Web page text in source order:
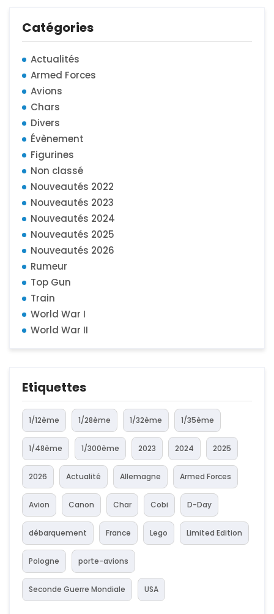
Catégories
Actualités
Armed Forces
Avions
Chars
Divers
Évènement
Figurines
Non classé
Nouveautés 2022
Nouveautés 2023
Nouveautés 2024
Nouveautés 2025
Nouveautés 2026
Rumeur
Top Gun
Train
World War I
World War II
Etiquettes
1/12ème 1/28ème 1/32ème 1/35ème
1/48ème 1/300ème 2023 2024 2025
2026 Actualité Allemagne Armed Forces
Avion Canon Char Cobi D-Day
débarquement France Lego Limited Edition
Pologne porte-avions
Seconde Guerre Mondiale USA